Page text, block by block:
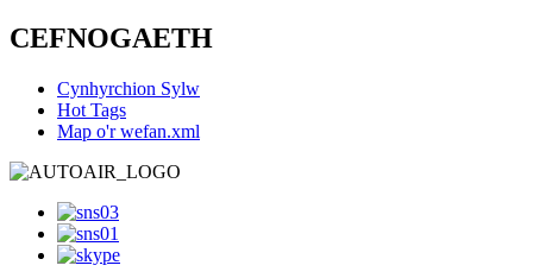
CEFNOGAETH
Cynhyrchion Sylw
Hot Tags
Map o'r wefan.xml